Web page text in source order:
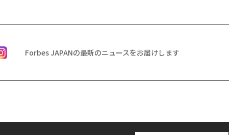
Forbes JAPANの最新のニュースをお届けします